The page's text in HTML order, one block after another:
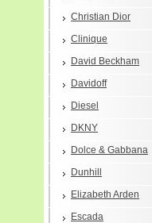
Christian Dior
Clinique
David Beckham
Davidoff
Diesel
DKNY
Dolce & Gabbana
Dunhill
Elizabeth Arden
Escada